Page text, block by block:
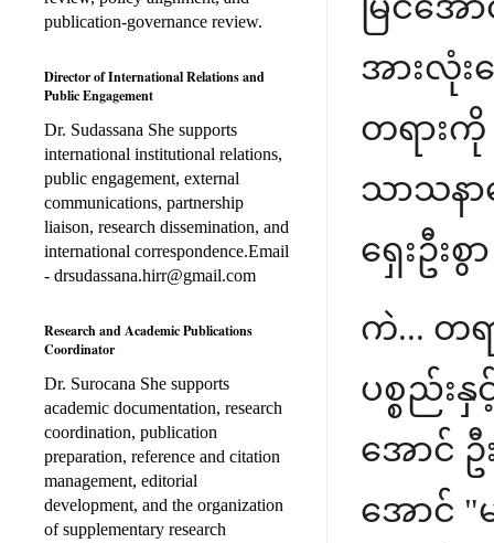
မြင်အေ
အားလုံး
တရားကို
သာသနာ
ရှေးဦး
ကဲ... တရ
ပစ္စည်း
အောင်
အောင် "
publication-governance review.
Director of International Relations and
Public Engagement
Dr. Sudassana She supports
international institutional relations,
public engagement, external
communications, partnership
liaison, research dissemination, and
international correspondence.Email
- drsudassana.hirr@gmail.com
Research and Academic Publications
Coordinator
Dr. Surocana She supports
academic documentation, research
coordination, publication
preparation, reference and citation
management, editorial
development, and the organization
of supplementary research